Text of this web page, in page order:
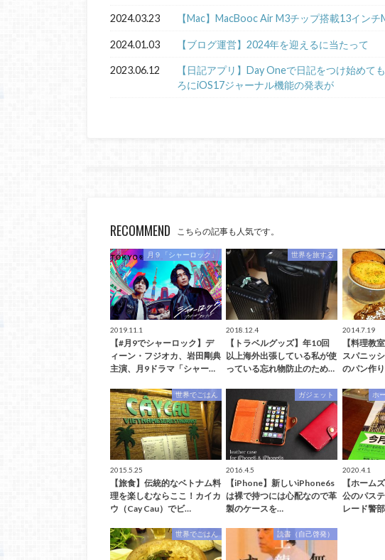
2024.03.23 【Mac】MacBooc Air M3チップ搭載13イン
2024.01.03 【ブログ運営】2024年を迎えるに当たって
2023.06.12
【日記アプリ】Day Oneで日記をつけ始め
ろにiOS17ジャーナル機能の発表が
RECOMMEND こちらの記事も人気です。
月９「シャーロック」
2019.11.1
【#月9でシャーロック】デ
ィーン・フジオカ、岩田剛典
主演、月9ドラマ「シャー…
世界を旅する
2018.12.4
【トラベルグッズ】年10回
以上海外出張している私が使
っている忘れ物防止のため…
2014.7.19
【料理教
スパニッ
のパン作
世界でごはん
2015.5.25
【旅食】伝統的なベトナム料
理を楽しむならここ！カイカ
ウ（Cay Cau）でビ…
ガジェット
2016.4.5
【iPhone】新しいiPhone6s
は裸で持つには心配なので革
製のケースを…
ホ
2020.4.1
【ホーム
公のパス
レード警
世界でごはん 読書（自己啓発）